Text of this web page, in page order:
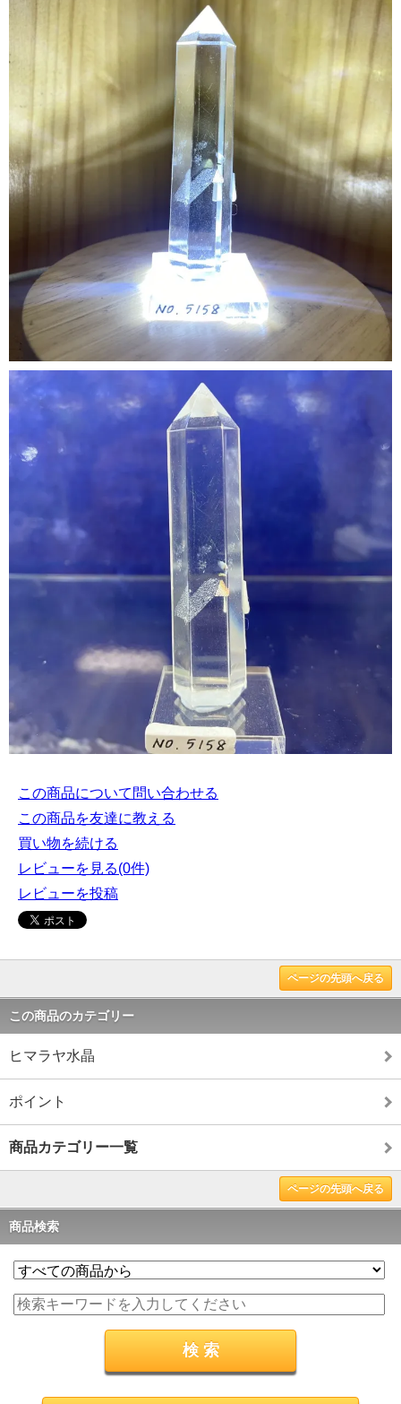
この商品について問い合わせる
この商品を友達に教える
買い物を続ける
レビューを見る(0件)
レビューを投稿
ページの先頭へ戻る
この商品のカテゴリー
ヒマラヤ水晶
ポイント
商品カテゴリー一覧
ページの先頭へ戻る
商品検索